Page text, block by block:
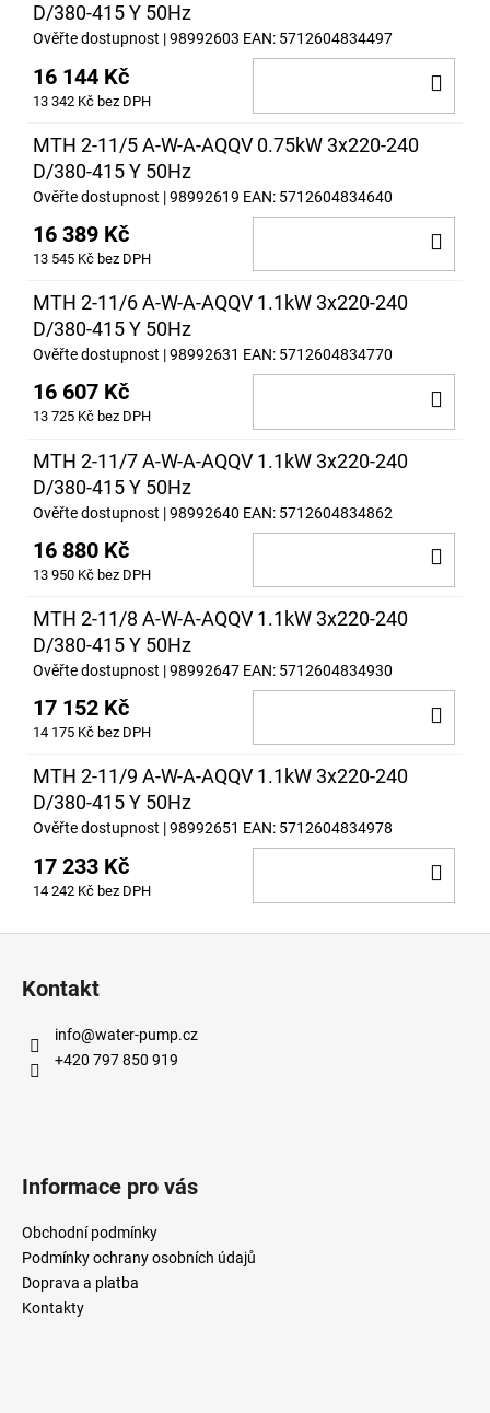
D/380-415 Y 50Hz
Ověřte dostupnost | 98992603 EAN: 5712604834497
16 144 Kč
13 342 Kč bez DPH
MTH 2-11/5 A-W-A-AQQV 0.75kW 3x220-240
D/380-415 Y 50Hz
Ověřte dostupnost | 98992619 EAN: 5712604834640
16 389 Kč
13 545 Kč bez DPH
MTH 2-11/6 A-W-A-AQQV 1.1kW 3x220-240
D/380-415 Y 50Hz
Ověřte dostupnost | 98992631 EAN: 5712604834770
16 607 Kč
13 725 Kč bez DPH
MTH 2-11/7 A-W-A-AQQV 1.1kW 3x220-240
D/380-415 Y 50Hz
Ověřte dostupnost | 98992640 EAN: 5712604834862
16 880 Kč
13 950 Kč bez DPH
MTH 2-11/8 A-W-A-AQQV 1.1kW 3x220-240
D/380-415 Y 50Hz
Ověřte dostupnost | 98992647 EAN: 5712604834930
17 152 Kč
14 175 Kč bez DPH
MTH 2-11/9 A-W-A-AQQV 1.1kW 3x220-240
D/380-415 Y 50Hz
Ověřte dostupnost | 98992651 EAN: 5712604834978
17 233 Kč
14 242 Kč bez DPH
Kontakt
info@water-pump.cz
+420 797 850 919
Informace pro vás
Obchodní podmínky
Podmínky ochrany osobních údajů
Doprava a platba
Kontakty